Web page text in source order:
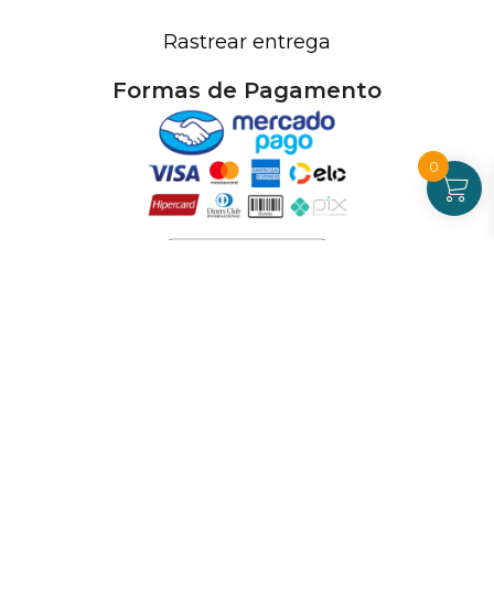
Rastrear entrega
Formas de Pagamento
0